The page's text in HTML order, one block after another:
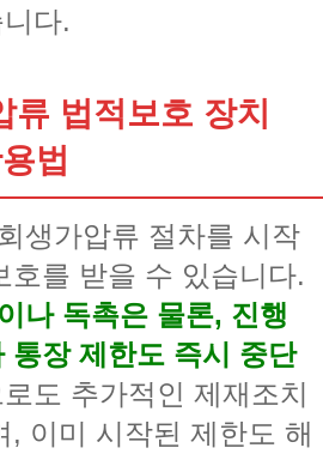
다.
류 법적보호 장치
법
생가압류 절차를 시작
호를 받을 수 있습니다.
나 독촉은 물론, 진행
통장 제한도 즉시 중단
도 추가적인 제재조치
, 이미 시작된 제한도 해